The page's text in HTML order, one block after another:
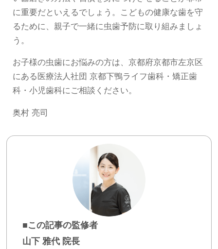
に重要だといえるでしょう。こどもの健康な歯を守
るために、親子で一緒に虫歯予防に取り組みましょ
う。
お子様の虫歯にお悩みの方は、京都府京都市左京区
にある医療法人社団 京都下鴨ライフ歯科・矯正歯
科・小児歯科にご相談ください。
奥村 亮司
■この記事の監修者
山下 雅代 院長